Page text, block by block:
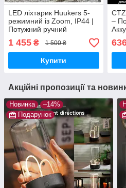
LED ліхтарик Huukers 5-
режимний із Zoom, IP44 |
Потужний ручний
світлодіодний ліхтар для
дому, туризму, риболовлі
та полювання
1 455 ₴ 1 500 ₴
Купити
–
і
Акційні пропозиції та
Новинка
–14%
Подарунок